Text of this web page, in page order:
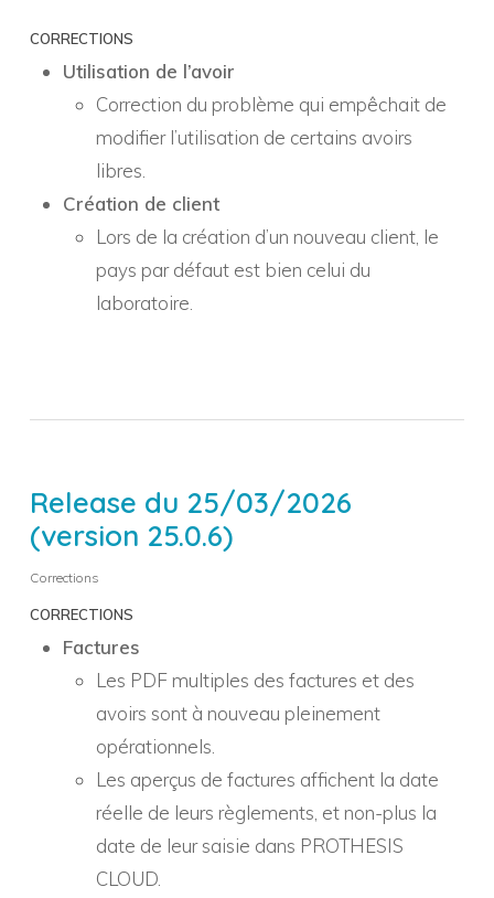
CORRECTIONS
Utilisation de l’avoir
Correction du problème qui empêchait de
modifier l’utilisation de certains avoirs
libres.
Création de client
Lors de la création d’un nouveau client, le
pays par défaut est bien celui du
laboratoire.
Release du 25/03/2026
(version 25.0.6)
Corrections
CORRECTIONS
Factures
Les PDF multiples des factures et des
avoirs sont à nouveau pleinement
opérationnels.
Les aperçus de factures affichent la date
réelle de leurs règlements, et non-plus la
date de leur saisie dans PROTHESIS
CLOUD.